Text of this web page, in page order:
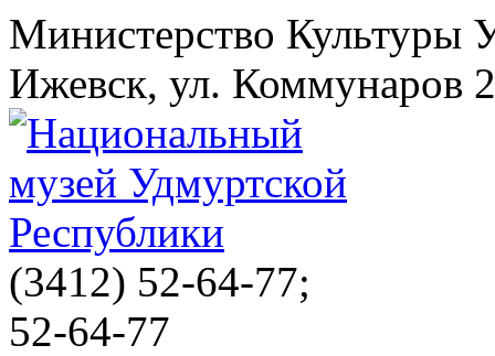
Министерство Культуры
Ижевск, ул. Коммунаров
(3412) 52-64-77;
52-64-77